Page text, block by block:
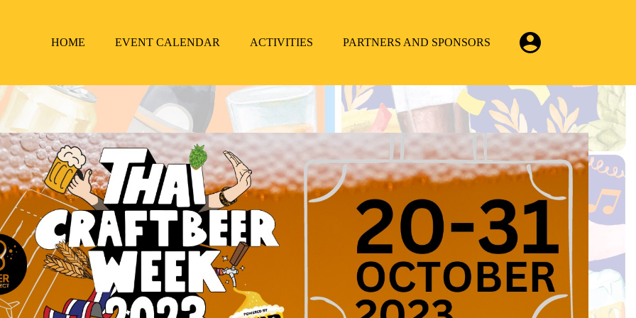
HOME
EVENT CALENDAR ACTIVITIES PARTNERS AND SPONSORS